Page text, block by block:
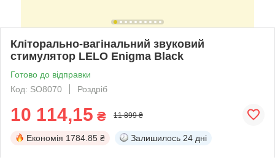
Кліторально-вагінальний звуковий
стимулятор LELO Enigma Black
Готово до відправки
Код: SO8070
Роздріб
10 114,15 ₴ 11 899 ₴
Економія 1784.85 ₴ Залишилось 24 дні